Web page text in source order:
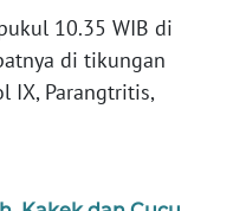
10.35 WIB di
di tikungan
IX, Parangtritis,